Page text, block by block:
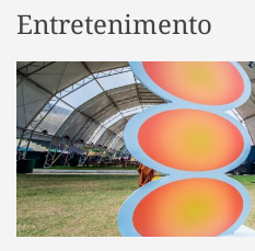
Entretenimento